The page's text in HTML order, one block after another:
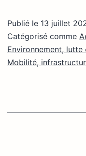
Publié le 13 juillet
Catégorisé comme
Environnement,
Mobilité,